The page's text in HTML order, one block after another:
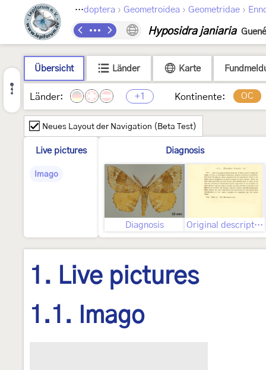
Lepidoptera › Geometroidea › Geometridae ›
Hyposidra janiaria
Übersicht Länder Karte
Länder: +1 Kontinente: OC
Neues Layout der Navigation (Beta Test)
Live pictures
Imago
Diagnosis
Diagnosis Original description
1. Live pictures
1.1. Imago